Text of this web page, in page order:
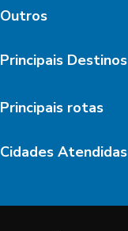
Outros
Principais Destinos
Principais rotas
Cidades Atendidas